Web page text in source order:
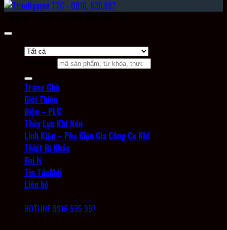
Trang Chủ
Giới Thiệu
Điện – PLC
Thủy Lực Khí Nén
Linh Kiện – Phụ Kiện Gia Công Cơ Khí
Thiết Bị Khác
Đại lý
Tin Tức
Liên hệ
HOTLINE 0916 535 997